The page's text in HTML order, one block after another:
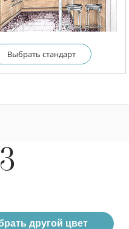
Выбрать cтандарт
другой цвет